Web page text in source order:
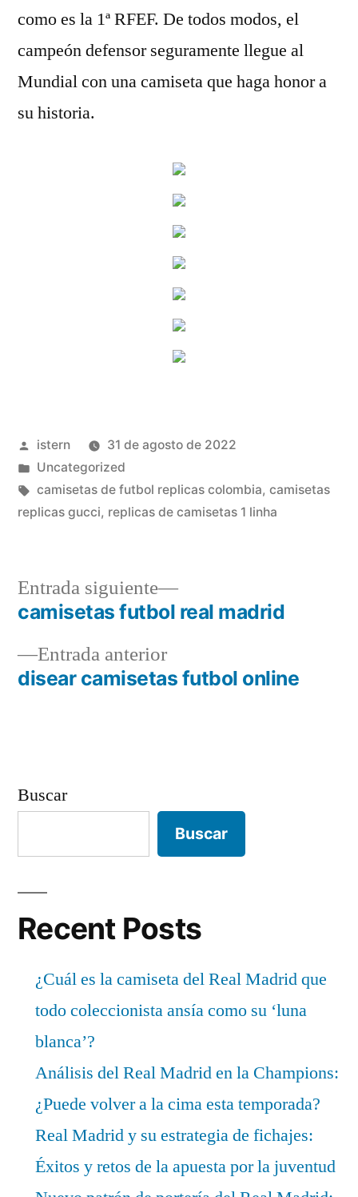
como es la 1ª RFEF. De todos modos, el
campeón defensor seguramente llegue al
Mundial con una camiseta que haga honor a
su historia.
Publicado
por
istern
31 de agosto de 2022
Publicado
en
Uncategorized
Etiquetas:
camisetas de futbol replicas colombia, camisetas
replicas gucci, replicas de camisetas 1 linha
Navegación
deEntrada anteriorEntrada
anterior:
disear camisetas futbol online
Entrada siguiente
Entrada
siguiente:
camisetas futbol real madrid
Buscar
Buscar
Recent Posts
¿Cuál es la camiseta del Real Madrid que
todo coleccionista ansía como su ‘luna
blanca’?
Análisis del Real Madrid en la Champions:
¿Puede volver a la cima esta temporada?
Real Madrid y su estrategia de fichajes:
Éxitos y retos de la apuesta por la juventud